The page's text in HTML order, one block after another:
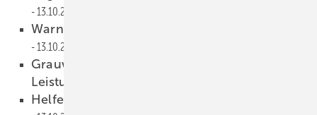
13.10.2009
Warngerät für leitfähige Flüssigkeiten
13.10.2009
Grauwasseranlage in ­verschiedenen
Leistungsstärken
Helfer für die Montage von Hahnblöcken